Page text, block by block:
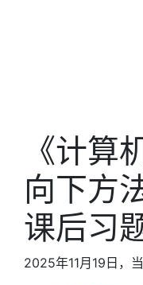
《计算
向下方
课后习
2025年11月19日，